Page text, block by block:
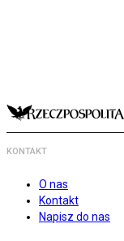
KONTAKT
O nas
Kontakt
Napisz do nas